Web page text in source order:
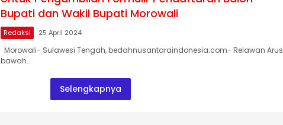
Bupati dan Wakil Bupati Morowali
Redaksi 25 April 2024
Morowali- Sulawesi Tengah, bedahnusantaraindonesia.com- Relawan Arus
bawah…
Selengkapnya